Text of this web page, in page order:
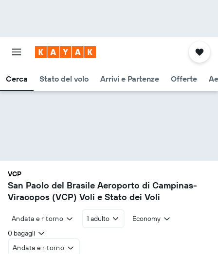
Cerca Stato del volo Arrivi e Partenze Offerte
VCP
San Paolo del Brasile Aeroporto di Campinas-
Viracopos (VCP) Voli e Stato dei Voli
Andata e ritorno 1 adulto
Economy
0 bagagli
Andata e ritorno